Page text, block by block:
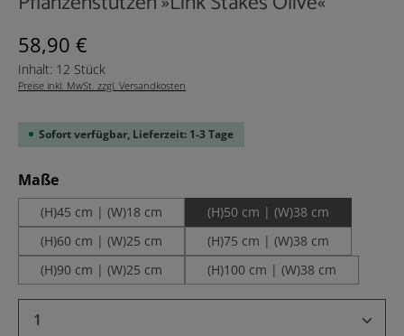
Regulärer Preis:
58,90 €
Inhalt: 12 Stück
Preise inkl. MwSt. zzgl. Versandkosten
Sofort verfügbar, Lieferzeit: 1-3 Tage
Maßeauswählen
(H)45 cm | (W)18 cm
(H)50 cm | (W)38 cm
(H)60 cm | (W)25 cm
(H)75 cm | (W)38 cm
(H)90 cm | (W)25 cm
(H)100 cm | (W)38 cm
Produkt Anzahl: Gib den gewünschten